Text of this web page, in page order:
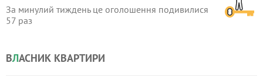
За минулий тиждень це оголошення подивилися
57 раз
ВЛАСНИК КВАРТИРИ